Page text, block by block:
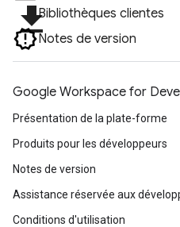
file_downloadBibliothèques clientes
Notes de version
Google Workspace for
Présentation de la plate-forme
Produits pour les développeurs
Notes de version
Assistance réservée aux
Conditions d'utilisation